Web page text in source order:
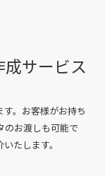
サービス
。お客様がお持ち
のお渡しも可能で
たします。